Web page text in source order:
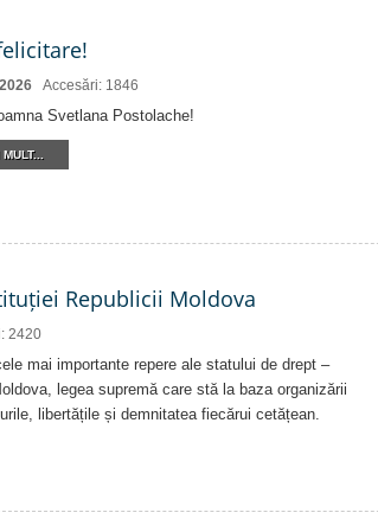
Accesări: 1846
Svetlana Postolache!
Republicii Moldova
2420
mai importante repere ale statului de drept –
legea supremă care stă la baza organizării
libertățile și demnitatea fiecărui cetățean.